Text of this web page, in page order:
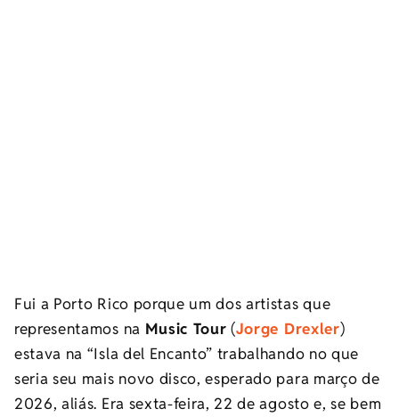
Fui a Porto Rico porque um dos artistas que
representamos na Music Tour (Jorge Drexler)
estava na “Isla del Encanto” trabalhando no que
seria seu mais novo disco, esperado para março de
2026, aliás. Era sexta-feira, 22 de agosto e, se bem